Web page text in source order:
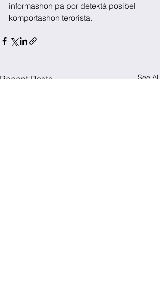
informashon pa por detektá posibel
komportashon terorista.
Recent Posts See All